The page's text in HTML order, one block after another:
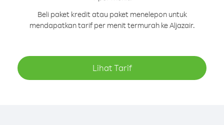
Beli paket kredit atau paket menelepon untuk
mendapatkan tarif per menit termurah ke Aljazair.
Lihat Tarif